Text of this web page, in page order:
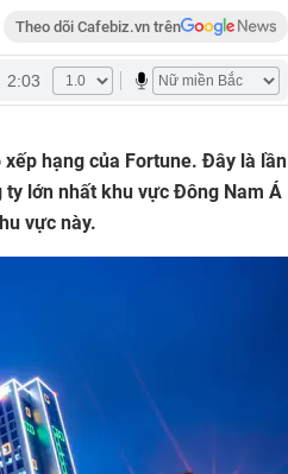
Theo dõi Cafebiz.vn trên
2:03
hạng của Fortune. Đây là lần
lớn nhất khu vực Đông Nam Á
vực này.